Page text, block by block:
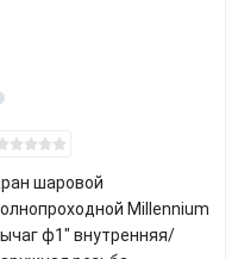
шаровой
Millennium
ф1" внутренняя/